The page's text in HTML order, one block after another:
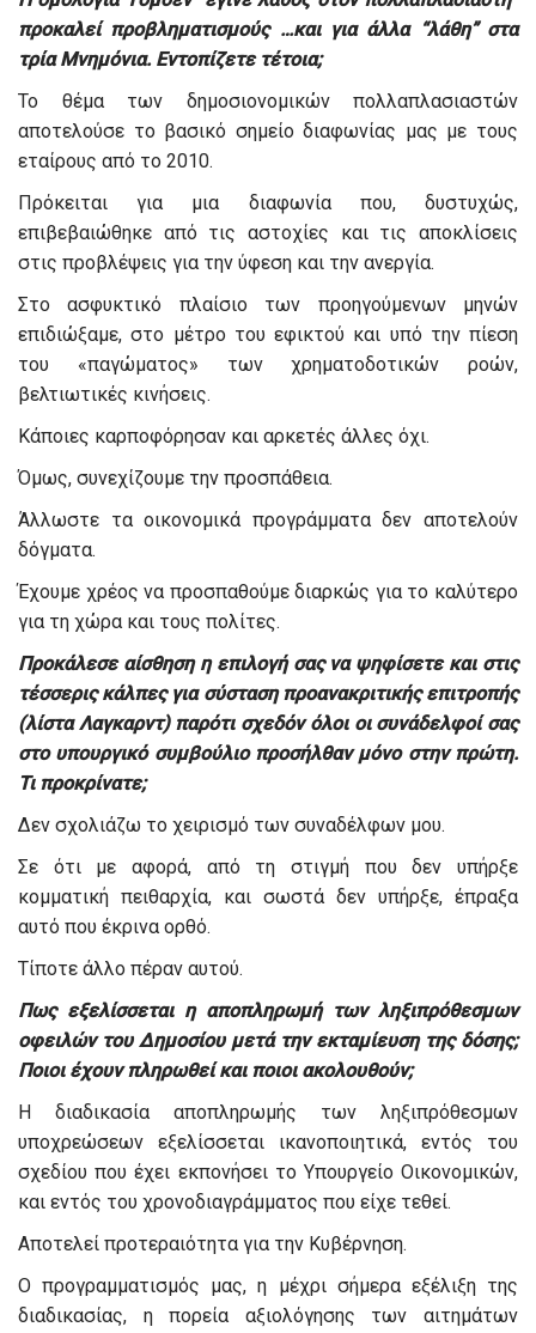
προκαλεί προβληματισμούς …και για άλλα “λάθη” στα
τρία Μνημόνια. Εντοπίζετε τέτοια;
Το θέμα των δημοσιονομικών πολλαπλασιαστών
αποτελούσε το βασικό σημείο διαφωνίας μας με τους
εταίρους από το 2010.
Πρόκειται για μια διαφωνία που, δυστυχώς,
επιβεβαιώθηκε από τις αστοχίες και τις αποκλίσεις
στις προβλέψεις για την ύφεση και την ανεργία.
Στο ασφυκτικό πλαίσιο των προηγούμενων μηνών
επιδιώξαμε, στο μέτρο του εφικτού και υπό την πίεση
του «παγώματος» των χρηματοδοτικών ροών,
βελτιωτικές κινήσεις.
Κάποιες καρποφόρησαν και αρκετές άλλες όχι.
Όμως, συνεχίζουμε την προσπάθεια.
Άλλωστε τα οικονομικά προγράμματα δεν αποτελούν
δόγματα.
Έχουμε χρέος να προσπαθούμε διαρκώς για το καλύτερο
για τη χώρα και τους πολίτες.
Προκάλεσε αίσθηση η επιλογή σας να ψηφίσετε και στις
τέσσερις κάλπες για σύσταση προανακριτικής επιτροπής
(λίστα Λαγκαρντ) παρότι σχεδόν όλοι οι συνάδελφοί σας
στο υπουργικό συμβούλιο προσήλθαν μόνο στην πρώτη.
Τι προκρίνατε;
Δεν σχολιάζω το χειρισμό των συναδέλφων μου.
Σε ότι με αφορά, από τη στιγμή που δεν υπήρξε
κομματική πειθαρχία, και σωστά δεν υπήρξε, έπραξα
αυτό που έκρινα ορθό.
Τίποτε άλλο πέραν αυτού.
Πως εξελίσσεται η αποπληρωμή των ληξιπρόθεσμων
οφειλών του Δημοσίου μετά την εκταμίευση της δόσης;
Ποιοι έχουν πληρωθεί και ποιοι ακολουθούν;
Η διαδικασία αποπληρωμής των ληξιπρόθεσμων
υποχρεώσεων εξελίσσεται ικανοποιητικά, εντός του
σχεδίου που έχει εκπονήσει το Υπουργείο Οικονομικών,
και εντός του χρονοδιαγράμματος που είχε τεθεί.
Αποτελεί προτεραιότητα για την Κυβέρνηση.
Ο προγραμματισμός μας, η μέχρι σήμερα εξέλιξη της
διαδικασίας, η πορεία αξιολόγησης των αιτημάτων